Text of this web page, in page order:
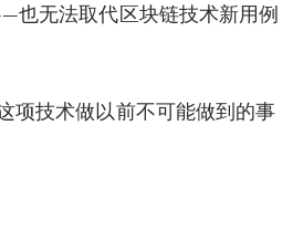
也无法取代区块链技术新用例
项技术做以前不可能做到的事